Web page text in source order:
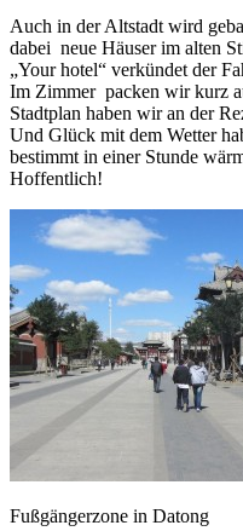
Auch in der Altstadt wird
dabei neue Häuser im alten
„Your hotel“ verkündet der
Im Zimmer packen wir kurz
Stadtplan haben wir an der
Und Glück mit dem Wetter
bestimmt in einer Stunde
Hoffentlich!
Fußgängerzone in Datong